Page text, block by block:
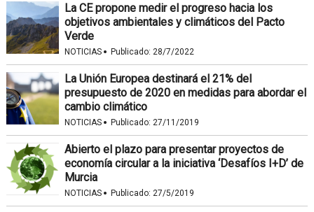
La CE propone medir el progreso hacia los
objetivos ambientales y climáticos del Pacto
Verde
NOTICIAS · Publicado: 28/7/2022
La Unión Europea destinará el 21% del
presupuesto de 2020 en medidas para abordar el
cambio climático
NOTICIAS · Publicado: 27/11/2019
Abierto el plazo para presentar proyectos de
economía circular a la iniciativa ‘Desafíos I+D’ de
Murcia
NOTICIAS · Publicado: 27/5/2019